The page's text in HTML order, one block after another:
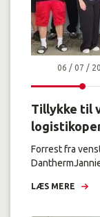
06 / 07 /
Tillykke til
Forrest fra
LÆS MERE